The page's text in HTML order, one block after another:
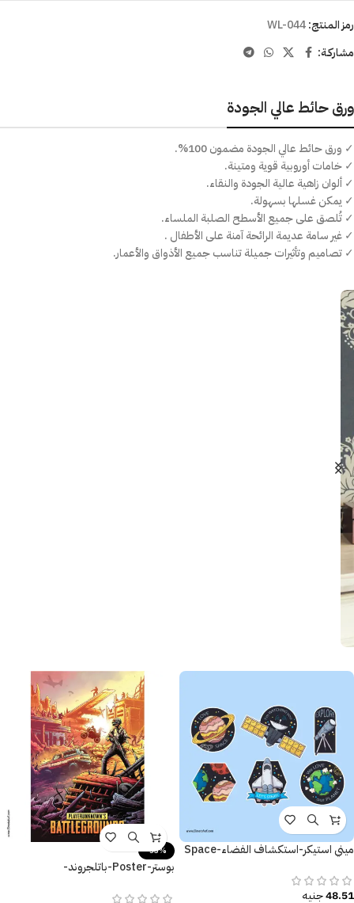
رمز المنتج:WL-044
مشاركـة:
ورق حائط عالي الجودة
✓ ورق حائط عالي الجودة مضمون 100%.
✓ خامات أوروبية قوية ومتينة.
✓ ألوان زاهية عالية الجودة والنقاء.
✓ يمكن غسلها بسهولة.
✓ تُلصق على جميع الأسطح الصلبة الملساء.
✓ غير سامة عديمة الرائحة آمنة على الأطفال .
✓ تصاميم وتأثيرات جميلة تناسب جميع الأذواق والأعمار.
ميني استيكر-استكشاف الفضاء-Space
48.51جنيه
-53%
بوستر-Poster-باتلجروند-